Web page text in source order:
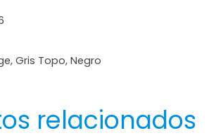
Gris Topo, Negro
relacionados